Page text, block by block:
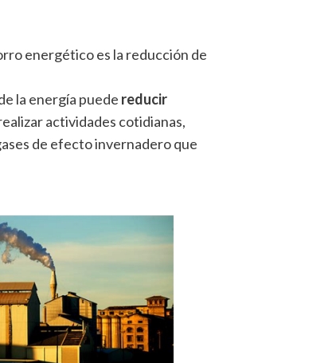
energético es la reducción de
la energía puede reducir
actividades cotidianas,
de efecto invernadero que